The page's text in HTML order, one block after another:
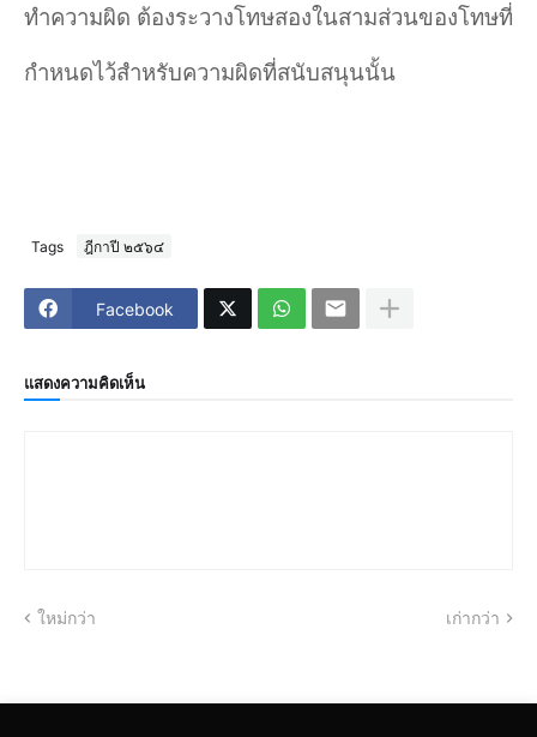
ทำความผิด ต้องระวางโทษสองในสามส่วนของโทษที่
กำหนดไว้สำหรับความผิดที่สนับสนุนนั้น
Tags ฎีกาปี ๒๕๖๔
Facebook
แสดงความคิดเห็น
ใหม่กว่า เก่ากว่า